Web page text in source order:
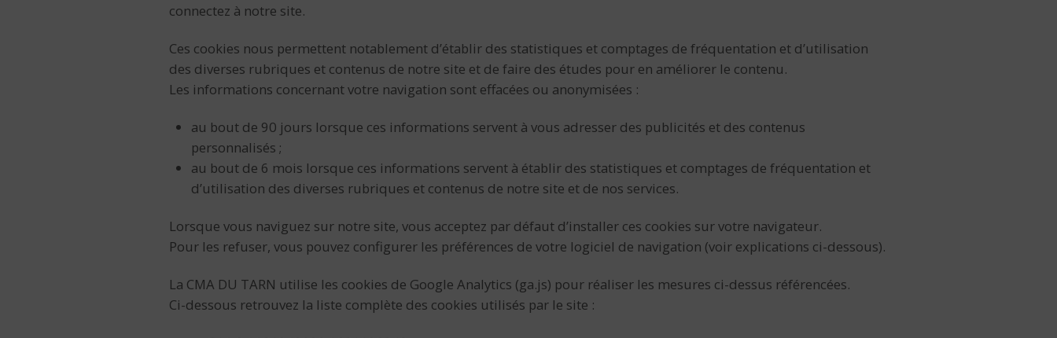
connectez à notre site.
Ces cookies nous permettent notablement d’établir des statistiques et comptages de fréquentation et d’utilisation
des diverses rubriques et contenus de notre site et de faire des études pour en améliorer le contenu.
Les informations concernant votre navigation sont effacées ou anonymisées :
au bout de 90 jours lorsque ces informations servent à vous adresser des publicités et des contenus
personnalisés ;
au bout de 6 mois lorsque ces informations servent à établir des statistiques et comptages de fréquentation et
d’utilisation des diverses rubriques et contenus de notre site et de nos services.
Lorsque vous naviguez sur notre site, vous acceptez par défaut d’installer ces cookies sur votre navigateur.
Pour les refuser, vous pouvez configurer les préférences de votre logiciel de navigation (voir explications ci-dessous).
La CMA DU TARN utilise les cookies de Google Analytics (ga.js) pour réaliser les mesures ci-dessus référencées.
Ci-dessous retrouvez la liste complète des cookies utilisés par le site :